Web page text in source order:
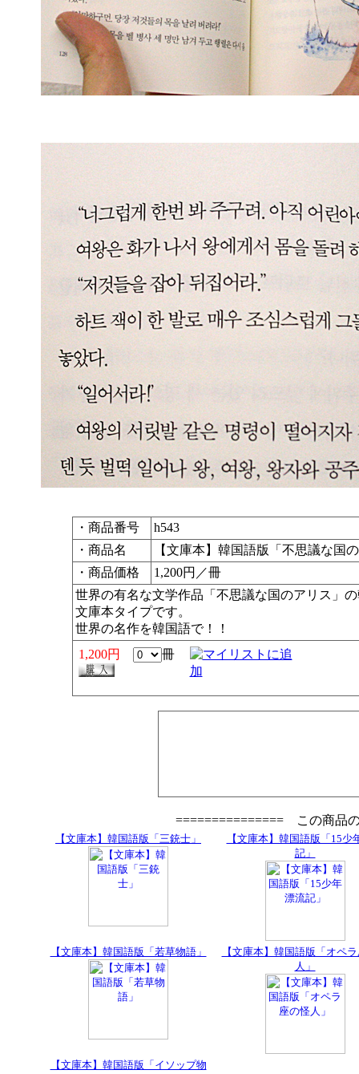
・商品番号
h543
・商品名
【文庫本】韓国語版「不思議な国
・商品価格
1,200円／冊
世界の有名な文学作品「不思議な国のアリス」
文庫本タイプです。
世界の名作を韓国語で！！
1,200円
冊
=============== この商品
【文庫本】韓国語版「三銃士」
【文庫本】韓国語版「15少
記」
【文庫本】韓国語版「若草物語」
【文庫本】韓国語版「オペ
人」
【文庫本】韓国語版「イソップ物